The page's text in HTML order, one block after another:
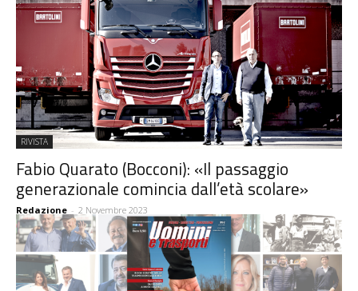
RIVISTA
Fabio Quarato (Bocconi): «Il passaggio
generazionale comincia dall’età scolare»
Redazione - 2 Novembre 2023